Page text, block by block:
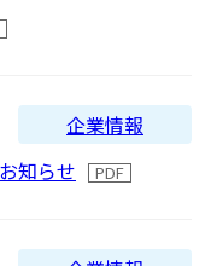
企業情報
知らせ